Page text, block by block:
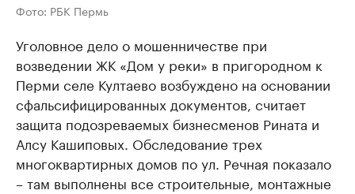
Фото: РБК Пермь
Уголовное дело о мошенничестве при
возведении ЖК «Дом у реки» в пригородном к
Перми селе Култаево возбуждено на основании
сфальсифицированных документов, считает
защита подозреваемых бизнесменов Рината и
Алсу Кашиповых. Обследование трех
многоквартирных домов по ул. Речная показало
– там выполнены все строительные, монтажные